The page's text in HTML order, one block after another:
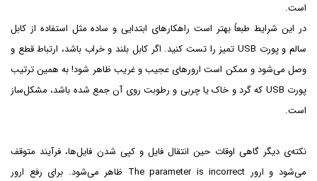
است.
در این شرایط طبعاً بهتر است راهکارهای ابتدایی و ساده مثل استفاده از کابل
سالم و پورت USB تمیز را تست کنید. اگر کابل بلند و خراب باشد، ارتباط قطع و
وصل می‌شود و ممکن است ارورهای عجیب و غریب ظاهر شود! به همین ترتیب
پورت USB که گرد و خاک یا چربی و رطوبت روی آن جمع شده باشد، مشکل‌ساز
است.
نکته‌ی دیگر گاهی اوقات حین انتقال فایل و کپی شدن فایل‌ها، فرآیند متوقف
می‌شود و ارور The parameter is incorrect ظاهر می‌شود. برای رفع ارور